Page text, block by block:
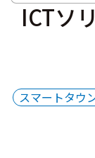
ICTソ
スマートタウ